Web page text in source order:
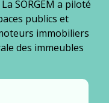
SORGEM a piloté
publics et
immobiliers
des immeubles